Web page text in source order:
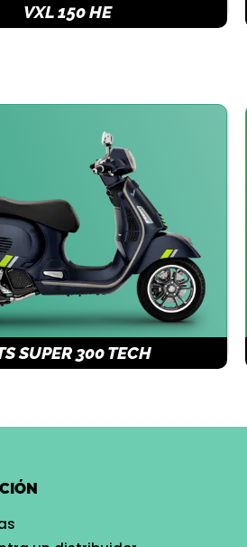
VXL 150 HE
SUPER 300 TECH